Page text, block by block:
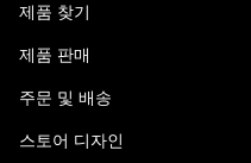
제품 찾기
제품 판매
주문 및 배송
스토어 디자인